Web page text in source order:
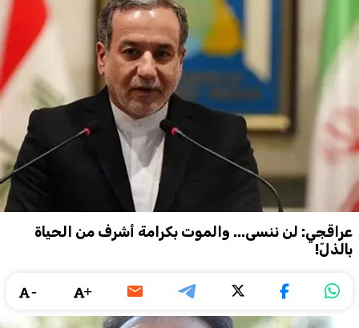
عراقجي: لن ننسى... والموت بكرامة أشرف من الحياة
بالذلّ!
POLITICS